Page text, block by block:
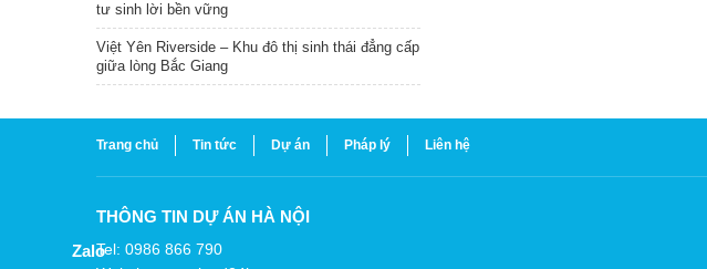
tư sinh lời bền vững
Việt Yên Riverside – Khu đô thị sinh thái đẳng cấp
giữa lòng Bắc Giang
Trang chủ Tin tức Dự án Pháp lý Liên hệ
THÔNG TIN DỰ ÁN HÀ NỘI
Tel: 0986 866 790
Zalo